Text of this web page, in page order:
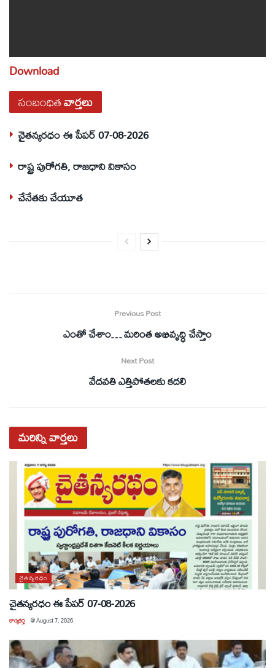
Download
సంబంధితవార్తలు
చైతన్యరధం ఈ పేపర్ 07-08-2026
రాష్ట్ర పురోగతి, రాజధాని వికాసం
చేనేతకు చేయూత
Previous Post
ఎంతో చేశాం… మరింత అభివృద్ధి చేస్తాం
Next Post
వేదవతి ఎత్తిపోతలకు కదలి
మరిన్నివార్తలు
చైతన్యరధం
చైతన్యరధం ఈ పేపర్ 07-08-2026
కార్యకర్త @August 7, 2026